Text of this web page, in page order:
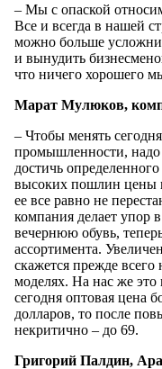
– Мы с опаской
Все и всегда в нашей
можно больше
и вынудить
что ничего хорошего
Марат Мулюков,
– Чтобы менять
промышленности, надо
достичь
высоких пошлин цены
ее все равно не
компания делает упор
вечернюю обувь,
ассортимента.
скажется прежде
моделях. На нас же это
сегодня оптовая цена
долларов, то после
некритично – до 69.
Григорий Палдин,